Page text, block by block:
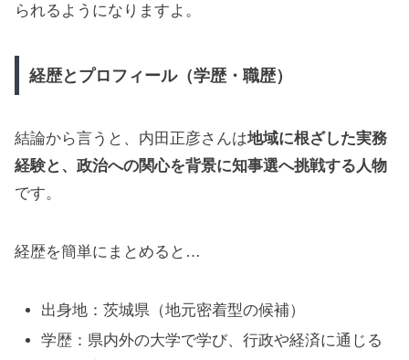
られるようになりますよ。
経歴とプロフィール（学歴・職歴）
結論から言うと、内田正彦さんは地域に根ざした実務
経験と、政治への関心を背景に知事選へ挑戦する人物
です。
経歴を簡単にまとめると…
出身地：茨城県（地元密着型の候補）
学歴：県内外の大学で学び、行政や経済に通じる